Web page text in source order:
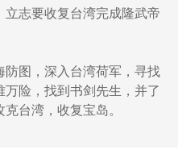
志要收复台湾完成隆武帝
图，深入台湾荷军，寻找
险，找到书剑先生，并了
台湾，收复宝岛。